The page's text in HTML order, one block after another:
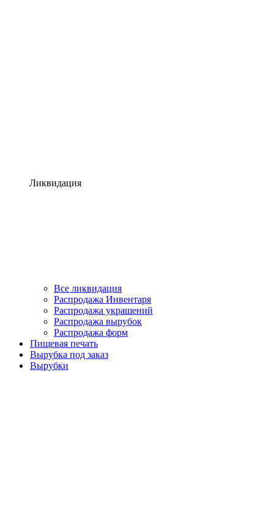
Ликвидация
Все ликвидация
Распродажа Инвентаря
Распродажа украшений
Распродажа вырубок
Распродажа форм
Пищевая печать
Вырубка под заказ
Вырубки